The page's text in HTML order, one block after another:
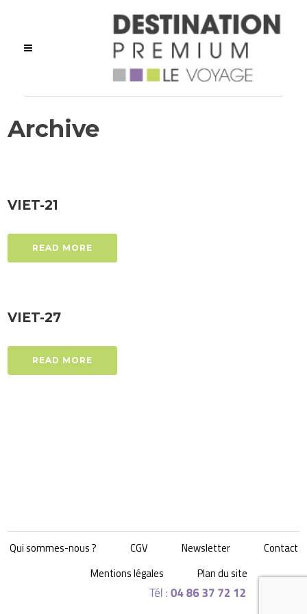
Archive
VIET-21
READ MORE
VIET-27
READ MORE
Qui sommes-nous ? CGV Newsletter
Contact
Mentions légales
Plan du site